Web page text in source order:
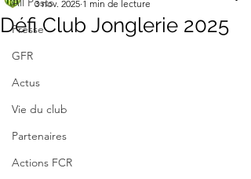
Presse
GFR
Actus
Vie du club
Partenaires
Actions FCR
Défi Club Jonglerie 2025
3 nov. 2025 1 min de lecture